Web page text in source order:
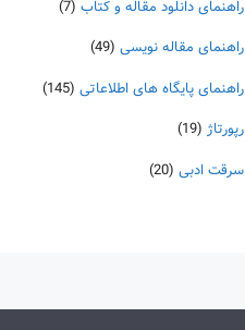
راهنمای دانلود مقاله و کتاب (7)
راهنمای مقاله نویسی (49)
راهنمای پایگاه های اطلاعاتی (145)
رپورتاژ (19)
سرقت ادبی (20)